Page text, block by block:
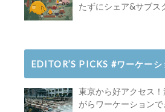
たずにシェア&サブス
EDITOR’S PICKS #ワーケーシ
東京から好アクセス
がらワーケーション